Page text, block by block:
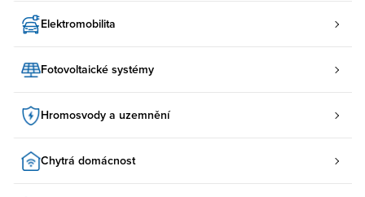
Elektromobilita
Fotovoltaické systémy
Hromosvody a uzemnění
Chytrá domácnost